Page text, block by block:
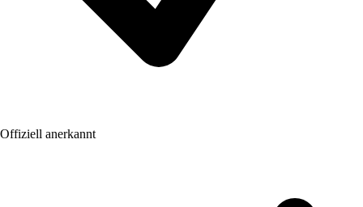
Offiziell anerkannt